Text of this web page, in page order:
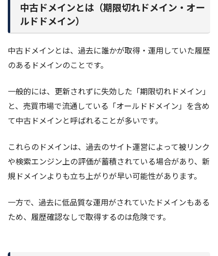
中古ドメインとは（期限切れドメイン・オー
ルドドメイン）
中古ドメインとは、過去に誰かが取得・運用していた履歴
のあるドメインのことです。
一般的には、更新されずに失効した「期限切れドメイン」
と、売買市場で流通している「オールドドメイン」を含め
て中古ドメインと呼ばれることが多いです。
これらのドメインは、過去のサイト運営によって被リンク
や検索エンジン上の評価が蓄積されている場合があり、新
規ドメインよりも立ち上がりが早い可能性があります。
一方で、過去に低品質な運用がされていたドメインもある
ため、履歴確認なしで取得するのは危険です。